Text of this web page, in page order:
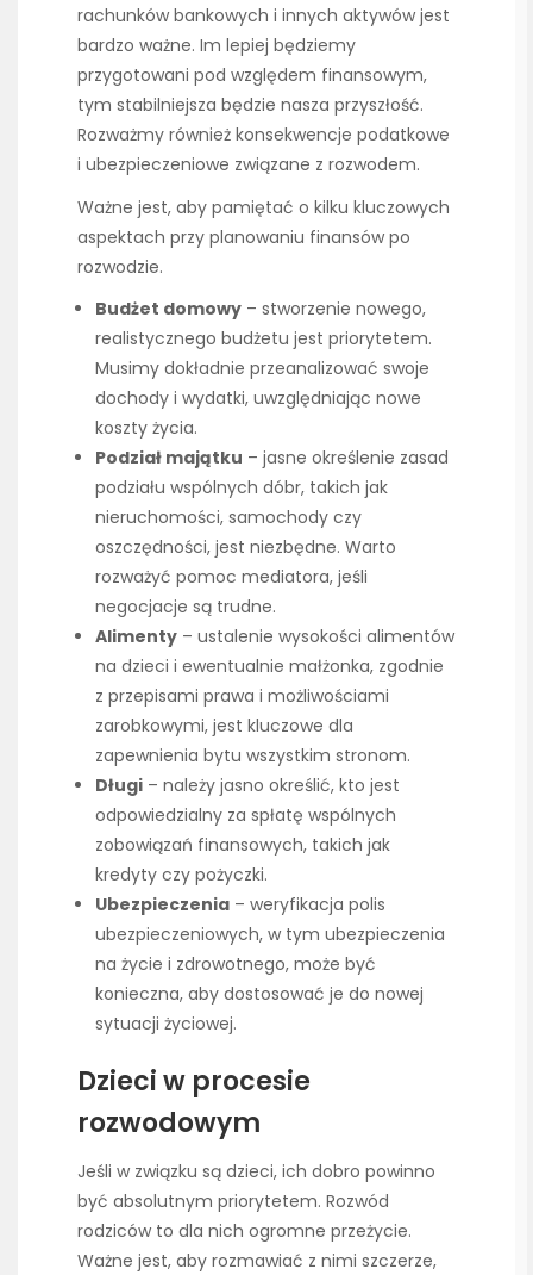
rachunków bankowych i innych aktywów jest
bardzo ważne. Im lepiej będziemy
przygotowani pod względem finansowym,
tym stabilniejsza będzie nasza przyszłość.
Rozważmy również konsekwencje podatkowe
i ubezpieczeniowe związane z rozwodem.
Ważne jest, aby pamiętać o kilku kluczowych
aspektach przy planowaniu finansów po
rozwodzie.
Budżet domowy – stworzenie nowego,
realistycznego budżetu jest priorytetem.
Musimy dokładnie przeanalizować swoje
dochody i wydatki, uwzględniając nowe
koszty życia.
Podział majątku – jasne określenie zasad
podziału wspólnych dóbr, takich jak
nieruchomości, samochody czy
oszczędności, jest niezbędne. Warto
rozważyć pomoc mediatora, jeśli
negocjacje są trudne.
Alimenty – ustalenie wysokości alimentów
na dzieci i ewentualnie małżonka, zgodnie
z przepisami prawa i możliwościami
zarobkowymi, jest kluczowe dla
zapewnienia bytu wszystkim stronom.
Długi – należy jasno określić, kto jest
odpowiedzialny za spłatę wspólnych
zobowiązań finansowych, takich jak
kredyty czy pożyczki.
Ubezpieczenia – weryfikacja polis
ubezpieczeniowych, w tym ubezpieczenia
na życie i zdrowotnego, może być
konieczna, aby dostosować je do nowej
sytuacji życiowej.
Dzieci w procesie
rozwodowym
Jeśli w związku są dzieci, ich dobro powinno
być absolutnym priorytetem. Rozwód
rodziców to dla nich ogromne przeżycie.
Ważne jest, aby rozmawiać z nimi szczerze,